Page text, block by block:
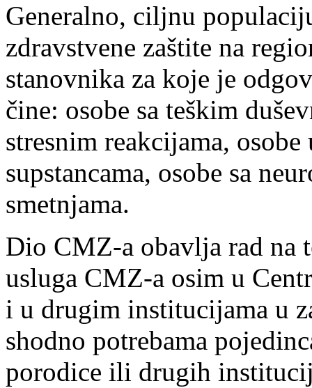
Generalno, ciljnu
zdravstvene zaštite na
stanovnika za koje je
čine: osobe sa teškim
stresnim reakcijama,
supstancama, osobe sa
smetnjama.
Dio CMZ-a obavlja rad na
usluga CMZ-a osim u
i u drugim institucijama u
shodno potrebama
porodice ili drugih